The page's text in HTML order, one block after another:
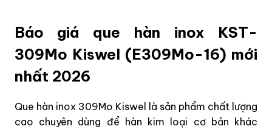
Báo giá que hàn inox KST-
309Mo Kiswel (E309Mo-16) mới
nhất 2026
Que hàn inox 309Mo Kiswel là sản phẩm chất lượng
cao chuyên dùng để hàn kim loại cơ bản khác